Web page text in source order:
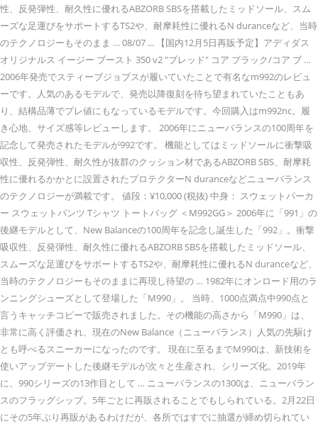
性、反発弾性、耐久性に優れるABZORB SBSを搭載したミッドソール、スム
ーズな足運びをサポートするTS2や、耐摩耗性に優れるN duranceなど、当時
のテクノロジーもそのまま … 08/07 ... 【国内12月5日再販予定】アディダス
オリジナルス イージー ブースト 350 v2 "ブレッド" コア ブラック/コア ブ …
2006年発売でスティーブジョブスが履いていたことで有名なm992のレビュ
ーです。人気のあるモデルで、発売以降復刻を待ち望まれていたこともあ
り、結構品薄でプレ値にもなっているモデルです。今回購入はm992nc。履
き心地、サイズ感等レビューします。 2006年にニューバランスの100周年を
記念して発売されたモデルが992です。 機能としてはミッドソールに衝撃吸
収性、反発弾性、耐久性が抜群のクッション材であるABZORB SBS、耐摩耗
性に優れるかかとに設置されたプロテクターN duranceなどニューバランス
のテクノロジーが満載です。 値段：¥10,000 (税抜) 中身： スウェットパーカ
ー スウェットパンツ Tシャツ トートバッグ ＜M992GG＞ 2006年に「991」の
後継モデルとして、New Balanceの100周年を記念し誕生した「992」。衝撃
吸収性、反発弾性、耐久性に優れるABZORB SBSを搭載したミッドソール、
スムーズな足運びをサポートするTS2や、耐摩耗性に優れるN duranceなど、
当時のテクノロジーもそのままに再現し待望の … 1982年にオンロード用のラ
ンニングシューズとして登場した「M990」。 当時、1000点満点中990点と
言うキャッチコピーで販売されました。その機能の高さから「M990」は、
非常に高く評価され、現在のNew Balance（ニューバランス）人気の先駆け
とも呼べるスニーカーになったのです。 現在に至るまでM990は、新技術を
使いアップデートした後継モデルが次々と生産され、シリーズ化。2019年
に、990シリーズの13作目として … ニューバランスの1300は、ニューバラン
スのフラッグシップ。5年ごとに再販されることでもしられている。2月22日
にその5年ぶり再販があるわけだが、各所ではすでに抽選が締め切られてい